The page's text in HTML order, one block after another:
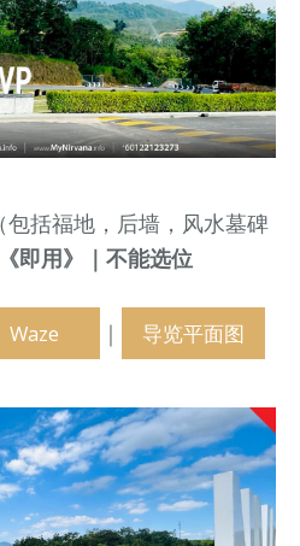
括福地，后墙，风水墓碑
《即用》｜ 不能选位
Waze ｜ 导览平面图